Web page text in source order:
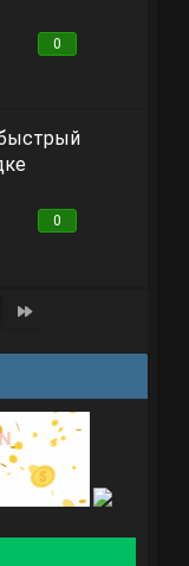
0
быстрый
0
Last